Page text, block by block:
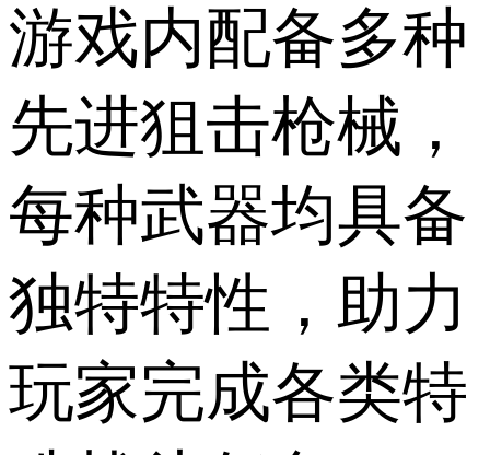
游戏内配备多种
先进狙击枪械，
每种武器均具备
独特特性，助力
玩家完成各类特